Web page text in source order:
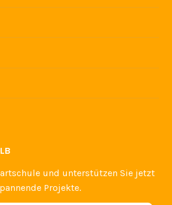
und unterstützen Sie jetzt
Projekte.